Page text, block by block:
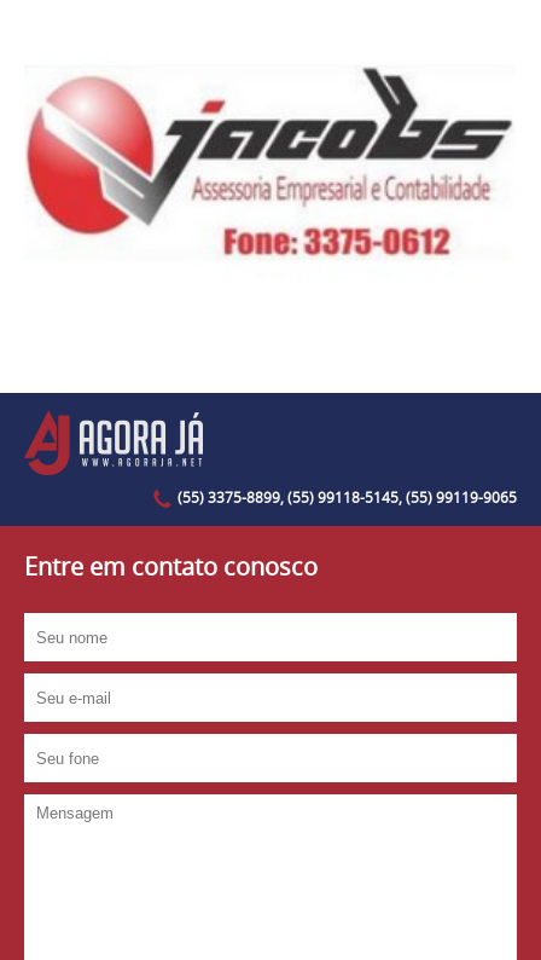
(55) 3375-8899, (55) 99118-5145, (55) 99119-9065
Entre em contato conosco